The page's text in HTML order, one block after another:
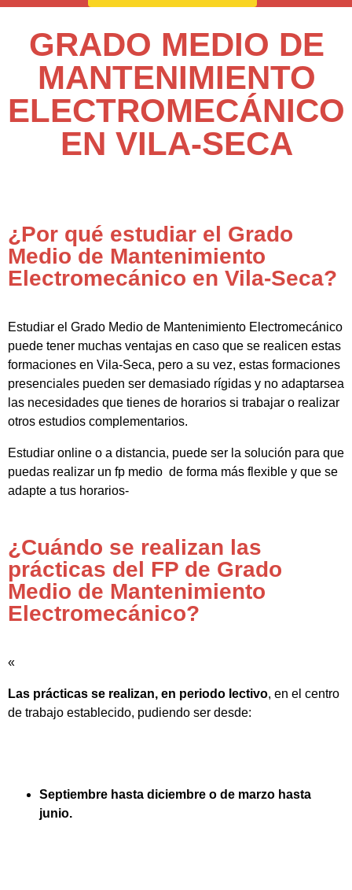
GRADO MEDIO DE
MANTENIMIENTO
ELECTROMECÁNICO
EN VILA-SECA
¿Por qué estudiar el Grado
Medio de Mantenimiento
Electromecánico en Vila-Seca?
Estudiar el Grado Medio de Mantenimiento Electromecánico
puede tener muchas ventajas en caso que se realicen estas
formaciones en Vila-Seca, pero a su vez, estas formaciones
presenciales pueden ser demasiado rígidas y no adaptarsea
las necesidades que tienes de horarios si trabajar o realizar
otros estudios complementarios.
Estudiar online o a distancia, puede ser la solución para que
puedas realizar un fp medio de forma más flexible y que se
adapte a tus horarios-
¿Cuándo se realizan las
prácticas del FP de Grado
Medio de Mantenimiento
Electromecánico?
«
Las prácticas se realizan, en periodo lectivo, en el centro
de trabajo establecido, pudiendo ser desde:
Septiembre hasta diciembre o de marzo hasta
junio.